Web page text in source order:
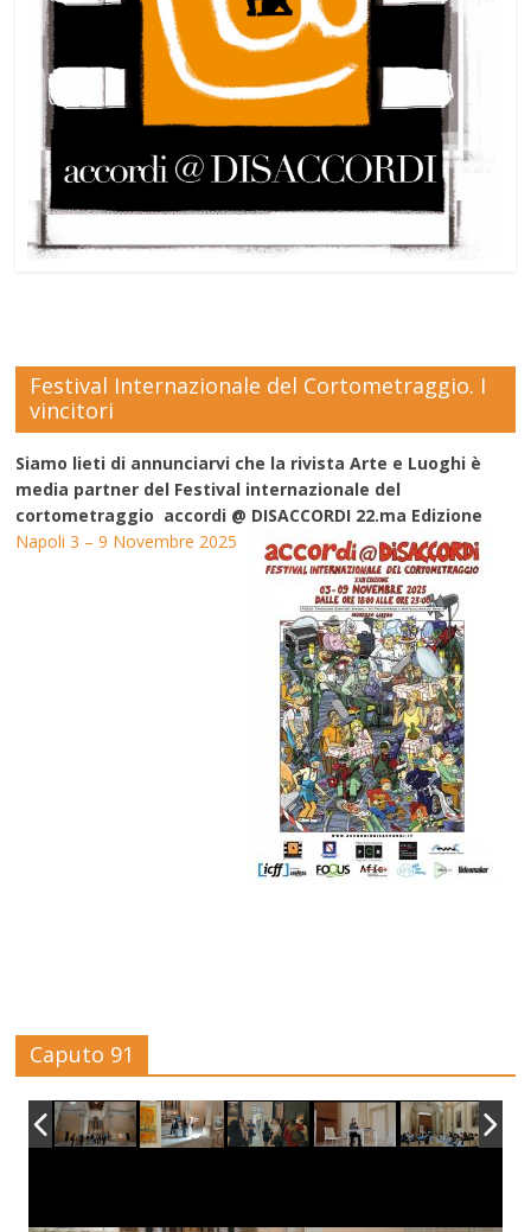
Festival Internazionale del Cortometraggio. I
vincitori
Siamo lieti di annunciarvi che la rivista Arte e Luoghi è
media partner del Festival internazionale del
cortometraggio accordi @ DISACCORDI 22.ma Edizione
Napoli 3 – 9 Novembre 2025
Caputo 91